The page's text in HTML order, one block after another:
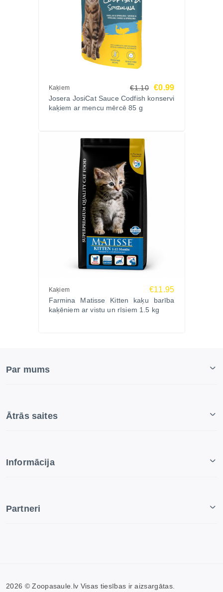
Kaķiem €1.10 €0.99
Josera JosiCat Sauce Codfish konservi
kaķiem ar mencu mērcē 85 g
Kaķiem €11.95
Farmina Matisse Kitten kaķu barība
kaķēniem ar vistu un rīsiem 1.5 kg
Par mums
Ātrās saites
Informācija
Partneri
2026 © Zoopasaule.lv Visas tiesības ir aizsargātas.